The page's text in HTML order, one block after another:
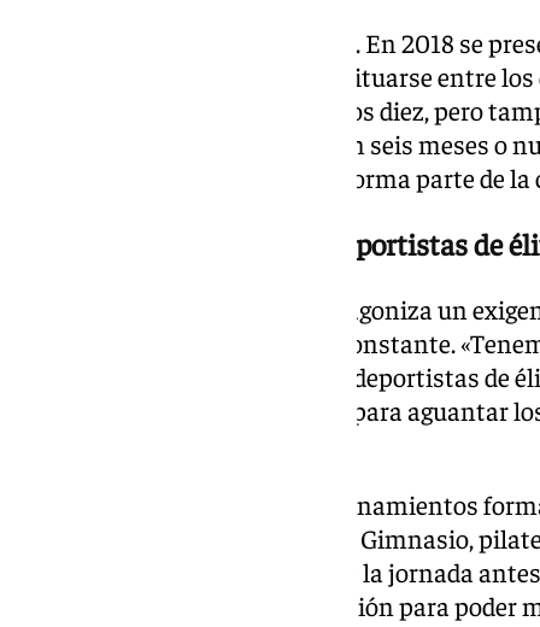
Su llegada tampoco fue sencilla. En 2018 se
de 400 aspirantes y consiguió situarse entre
no garantizaba nada. «Quedamos diez, pero
podíamos trabajar en un año, en seis meses o
año después y desde entonces forma parte de
«Más que artistas, somos deportistas de
Sobre el escenario, Darián protagoniza un
que requiere una preparación constante.
200%. Más que artistas, somos deportistas de
preparación física excepcional para aguantar
La exigencia es tal que los entrenamientos
los integrantes del espectáculo. Gimnasio,
individual ocupan gran parte de la jornada
«Tenemos una buena planificación para